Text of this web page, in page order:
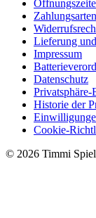
werden
Zahlungsarten
Lieferung
Impressum
Datenschutz
Privatsphäre-
Historie der
Cookie-
© 2026 Timmi